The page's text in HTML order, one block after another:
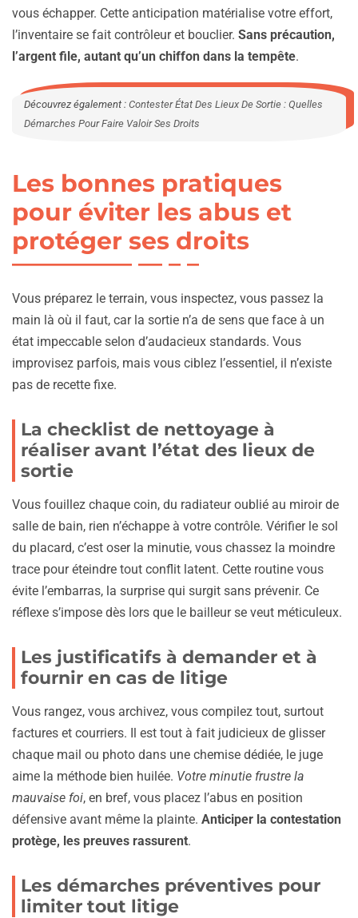
vous échapper. Cette anticipation matérialise votre effort,
l’inventaire se fait contrôleur et bouclier. Sans précaution,
l’argent file, autant qu’un chiffon dans la tempête.
Découvrez également : Contester État Des Lieux De Sortie : Quelles
Démarches Pour Faire Valoir Ses Droits
Les bonnes pratiques
pour éviter les abus et
protéger ses droits
Vous préparez le terrain, vous inspectez, vous passez la
main là où il faut, car la sortie n’a de sens que face à un
état impeccable selon d’audacieux standards. Vous
improvisez parfois, mais vous ciblez l’essentiel, il n’existe
pas de recette fixe.
La checklist de nettoyage à
réaliser avant l’état des lieux de
sortie
Vous fouillez chaque coin, du radiateur oublié au miroir de
salle de bain, rien n’échappe à votre contrôle. Vérifier le sol
du placard, c’est oser la minutie, vous chassez la moindre
trace pour éteindre tout conflit latent. Cette routine vous
évite l’embarras, la surprise qui surgit sans prévenir. Ce
réflexe s’impose dès lors que le bailleur se veut méticuleux.
Les justificatifs à demander et à
fournir en cas de litige
Vous rangez, vous archivez, vous compilez tout, surtout
factures et courriers. Il est tout à fait judicieux de glisser
chaque mail ou photo dans une chemise dédiée, le juge
aime la méthode bien huilée. Votre minutie frustre la
mauvaise foi, en bref, vous placez l’abus en position
défensive avant même la plainte. Anticiper la contestation
protège, les preuves rassurent.
Les démarches préventives pour
limiter tout litige